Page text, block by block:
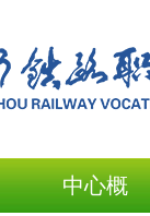
中心概